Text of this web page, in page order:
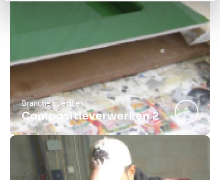
Branche specifiek
Compositieverwerken 2